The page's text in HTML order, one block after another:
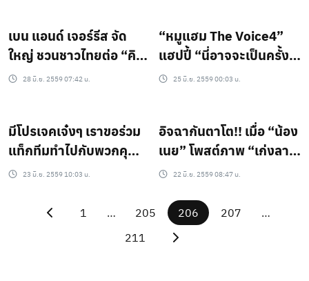
เบน แอนด์ เจอร์รีส จัด
ใหญ่ ชวนชาวไทยต่อ “คิว
แสนสุข” “แจกไอศกรีม
28 มิ.ย. 2559 07:42 น.
“หมูแฮม The Voice4”
แฮปปี้ “นี่อาจจะเป็นครั้ง
สุดท้าย” ได้ “โบกี้” เพื่อน
25 มิ.ย. 2559 00:03 น.
มีโปรเจคเจ๋งๆ เราขอร่วม
แท็กทีมทำไปกับพวกคุณ
ด้วยเงินรางวัลสำหรับ 3
23 มิ.ย. 2559 10:03 น.
อิจฉากันตาโต!! เมื่อ “น้อง
เนย” โพสต์ภาพ “เก่งลาย
พราง” กำลังทำสิ่งนี้ให้
ผู้ชายสักกี่คนทำแบบนี้!!
22 มิ.ย. 2559 08:47 น.
1 … 205 206 207
…
211